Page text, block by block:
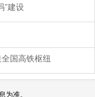
”建设
国高铁枢纽
准。